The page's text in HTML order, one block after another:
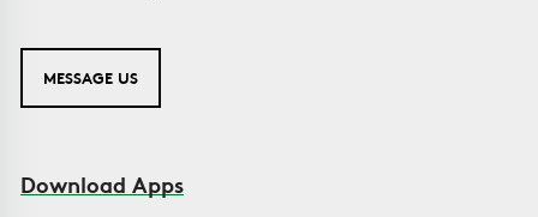
MESSAGE US
Download Apps